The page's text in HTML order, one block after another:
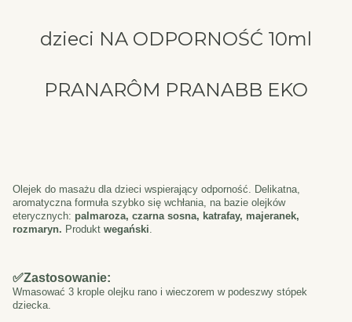
dzieci NA ODPORNOŚĆ 10ml
PRANARÔM PRANABB EKO
Olejek do masażu dla dzieci wspierający odporność. Delikatna,
aromatyczna formuła szybko się wchłania, na bazie olejków
eterycznych: palmaroza, czarna sosna, katrafay, majeranek,
rozmaryn. Produkt wegański
✅Zastosowanie:
Wmasować 3 krople olejku rano i wieczorem w podeszwy stópek
dziecka.